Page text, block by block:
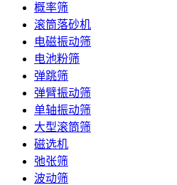
概率筛
滚筒落砂机
电磁振动筛
电池粉筛
弹跳筛
弹臂振动筛
单轴振动筛
大型滚筒筛
磁选机
弛张筛
波动筛